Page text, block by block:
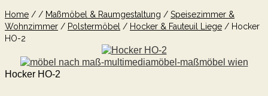
Home / / Maßmöbel & Raumgestaltung / Speisezimmer &
Wohnzimmer / Polstermöbel / Hocker & Fauteuil Liege / Hocker
HO-2
Hocker HO-2